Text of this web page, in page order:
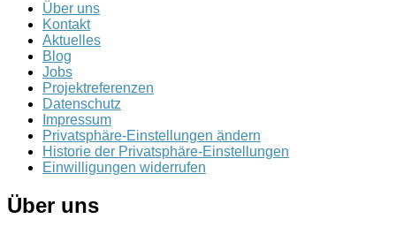
Über uns
Kontakt
Aktuelles
Blog
Jobs
Projektreferenzen
Datenschutz
Impressum
Privatsphäre-Einstellungen ändern
Historie der Privatsphäre-Einstellungen
Einwilligungen widerrufen
Über uns